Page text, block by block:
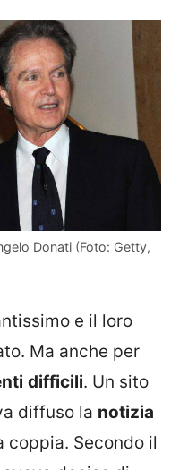
Donati (Foto: Getty,
e il loro
Ma anche per
difficili. Un sito
diffuso la notizia
coppia. Secondo il